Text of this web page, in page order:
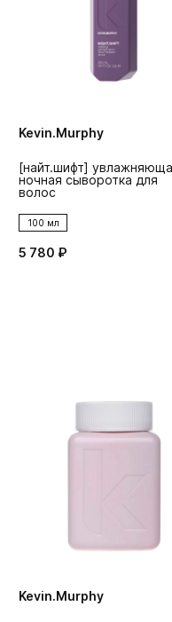
Kevin.Murphy
[найт.шифт]
ночная сыворотка для
волос
100 мл
5 780 ₽
Kevin.Murphy